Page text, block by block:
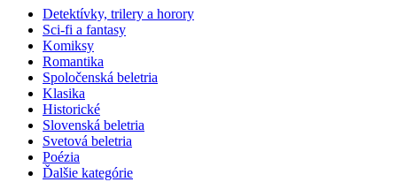
Detektívky, trilery a horory
Sci-fi a fantasy
Komiksy
Romantika
Spoločenská beletria
Klasika
Historické
Slovenská beletria
Svetová beletria
Poézia
Ďalšie kategórie